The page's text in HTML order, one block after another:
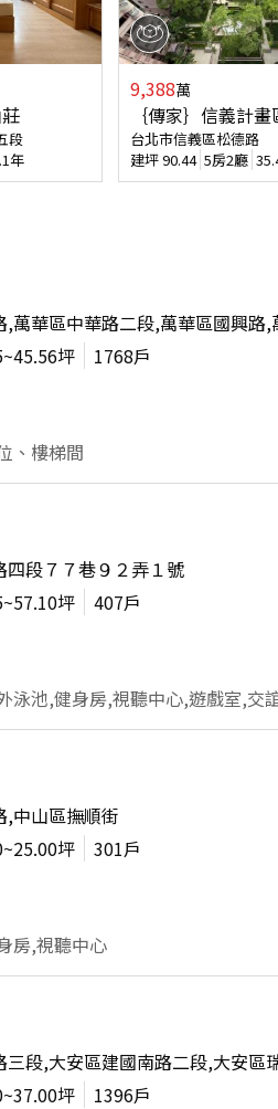
段
年
9,388萬
｛傳家｝信義計
台北市信義區松德路
建坪90.44 5房2廳
,萬華區中華路二段,萬華區國興路,
坪 1768戶
、樓梯間
四段７７巷９２弄１號
坪 407戶
,中山區撫順街
坪 301戶
房,視聽中心
三段,大安區建國南路二段,大安區
坪 1396戶